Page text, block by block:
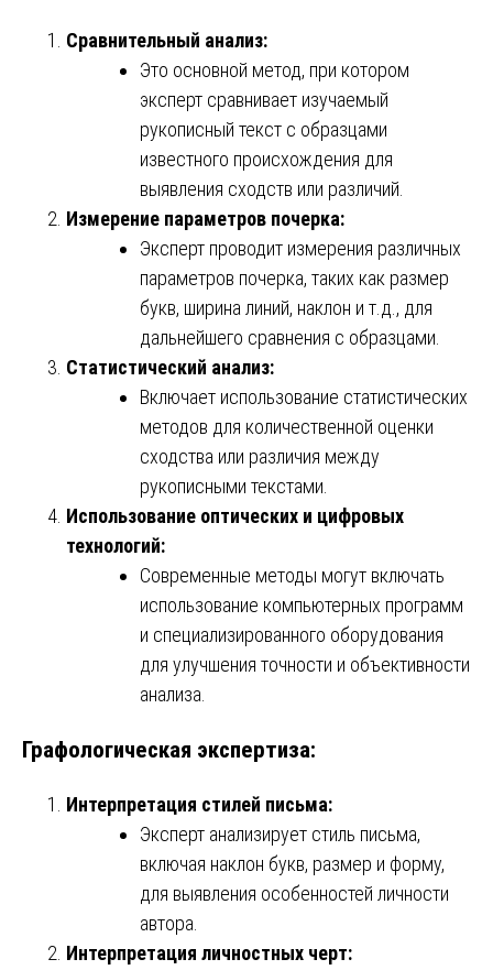
Сравнительный анализ:
Это основной метод, при котором
эксперт сравнивает изучаемый
рукописный текст с образцами
известного происхождения для
выявления сходств или различий.
Измерение параметров почерка:
Эксперт проводит измерения различных
параметров почерка, таких как размер
букв, ширина линий, наклон и т.д., для
дальнейшего сравнения с образцами.
Статистический анализ:
Включает использование статистических
методов для количественной оценки
сходства или различия между
рукописными текстами.
Использование оптических и цифровых
технологий:
Современные методы могут включать
использование компьютерных программ
и специализированного оборудования
для улучшения точности и объективности
анализа.
Графологическая экспертиза:
Интерпретация стилей письма:
Эксперт анализирует стиль письма,
включая наклон букв, размер и форму,
для выявления особенностей личности
автора.
Интерпретация личностных черт: